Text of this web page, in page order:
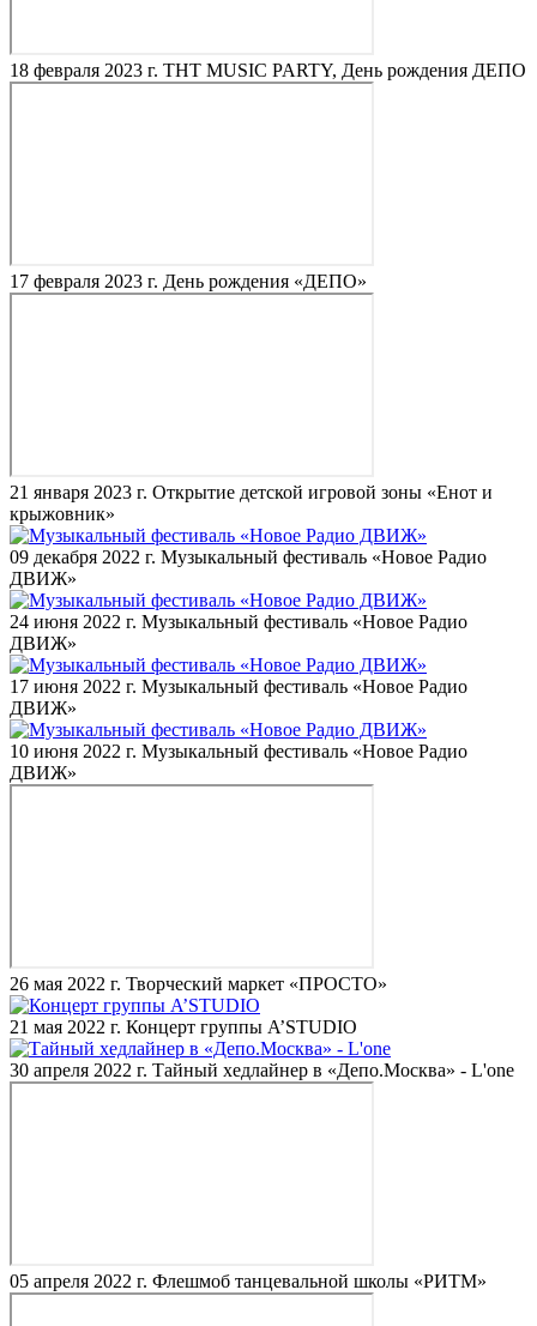
18 февраля 2023 г. ТНТ MUSIC PARTY, День рождения ДЕПО
17 февраля 2023 г. День рождения «ДЕПО»
21 января 2023 г. Открытие детской игровой зоны «Енот и
крыжовник»
09 декабря 2022 г. Музыкальный фестиваль «Новое Радио
ДВИЖ»
24 июня 2022 г. Музыкальный фестиваль «Новое Радио
ДВИЖ»
17 июня 2022 г. Музыкальный фестиваль «Новое Радио
ДВИЖ»
10 июня 2022 г. Музыкальный фестиваль «Новое Радио
ДВИЖ»
26 мая 2022 г. Творческий маркет «ПРОСТО»
21 мая 2022 г. Концерт группы A’STUDIO
30 апреля 2022 г. Тайный хедлайнер в «Депо.Москва» - L'one
05 апреля 2022 г. Флешмоб танцевальной школы «РИТМ»